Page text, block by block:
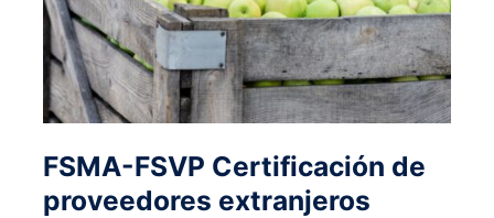
FSMA-FSVP Certificación de
proveedores extranjeros